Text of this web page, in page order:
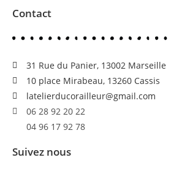
Contact
31 Rue du Panier, 13002 Marseille
10 place Mirabeau, 13260 Cassis
latelierducorailleur@gmail.com
06 28 92 20 22
04 96 17 92 78
Suivez nous